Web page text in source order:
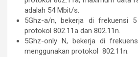
adalah 54 Mbit/s.
5Ghz-a/n, bekerja di frekuensi 5
protokol 802.11a dan 802.11n.
5Ghz-only N, bekerja di
menggunakan protokol 802.11n.